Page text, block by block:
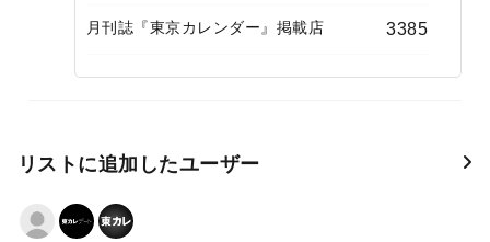
月刊誌『東京カレンダー』掲載店 3385
リストに追加したユーザー